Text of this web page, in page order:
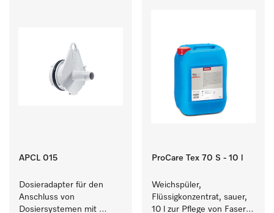
APCL 015
Dosieradapter für den
Anschluss von
Dosiersystemen mit
ProCare Tex 70 S - 10 l
Weichspüler,
Flüssigkonzentrat, sauer,
10 l zur Pflege von Fasern